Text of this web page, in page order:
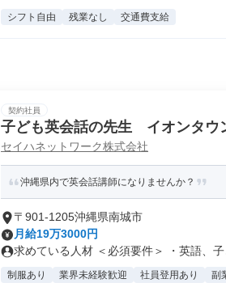
シフト自由 残業なし 交通費支給
契約社員
子ども英会話の先生 イオンタウ
セイハネットワーク株式会社
沖縄県内で英会話講師になりませんか？
〒901-1205沖縄県南城市
月給19万3000円
求めている人材 ＜必須要件＞ ・英語、
制服あり 業界未経験歓迎 社員登用あり 副